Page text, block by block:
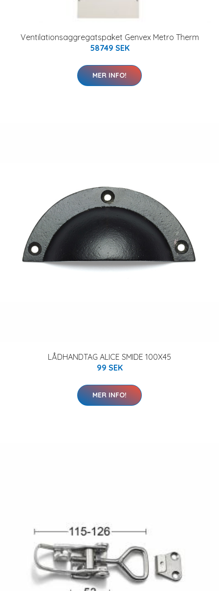
Ventilationsaggregatspaket Genvex Metro Therm
58749 SEK
MER INFO!
LÅDHANDTAG ALICE SMIDE 100X45
99 SEK
MER INFO!